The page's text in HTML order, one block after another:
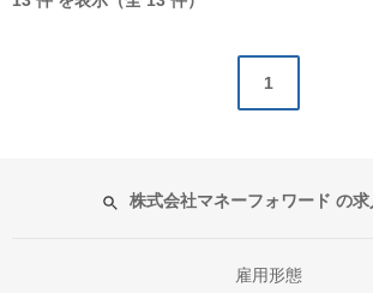
1
株式会社マネーフォワード の
雇用形態